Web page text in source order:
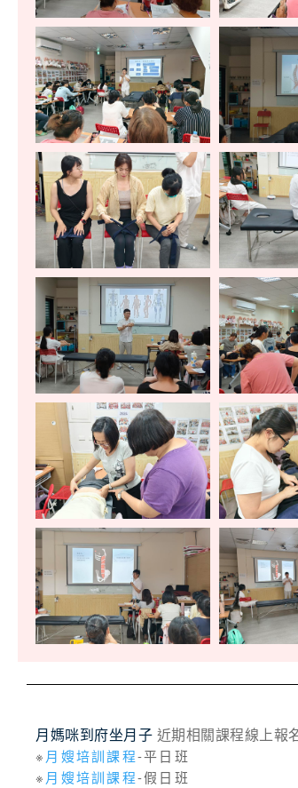
月媽咪到府坐月子 近期相關課程線上報
※月嫂培訓課程-平日班
※月嫂培訓課程-假日班